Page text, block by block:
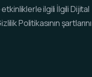
ilgili İlgili Dijital
Politikasının şartlarını